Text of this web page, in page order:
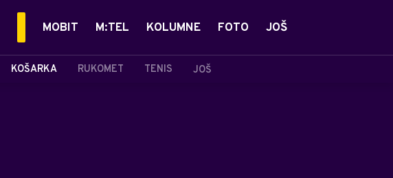
KOŠARKA RUKOMET TENIS JOŠ
MOBIT M:TEL KOLUMNE FOTO JOŠ